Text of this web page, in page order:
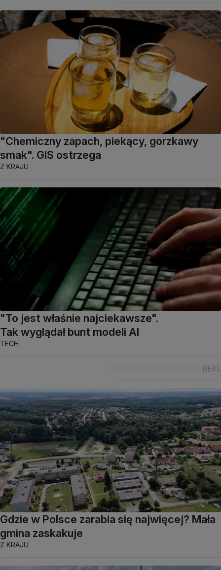
"Chemiczny zapach, piekący, gorzkawy
smak". GIS ostrzega
Z KRAJU
"To jest właśnie najciekawsze".
Tak wyglądał bunt modeli AI
TECH
Gdzie w Polsce zarabia się najwięcej? Mała
gmina zaskakuje
Z KRAJU